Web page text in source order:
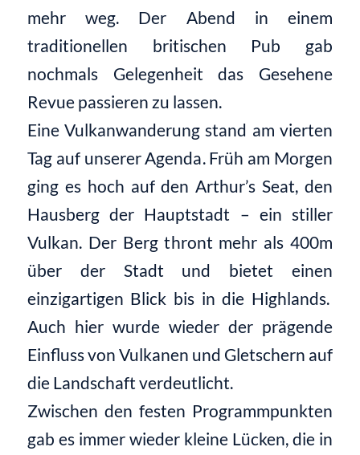
mehr weg.Der Abend in einem
traditionellen britischen Pub gab
nochmals Gelegenheit das Gesehene
Revue passieren zu lassen.
Eine Vulkanwanderung stand am vierten
Tag auf unserer Agenda. Früh am Morgen
ging es hoch auf den Arthur’s Seat, den
Hausberg der Hauptstadt – ein stiller
Vulkan. Der Berg thront mehr als 400m
über der Stadt und bieteteinen
einzigartigen Blick bis in die Highlands.
Auch hier wurde wieder der prägende
Einfluss von Vulkanen und Gletschern auf
die Landschaft verdeutlicht.
Zwischen den festen Programmpunkten
gab es immer wieder kleine Lücken, die in